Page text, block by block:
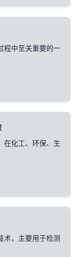
程中至关重要的一
在化工、环保、生
术，主要用于检测